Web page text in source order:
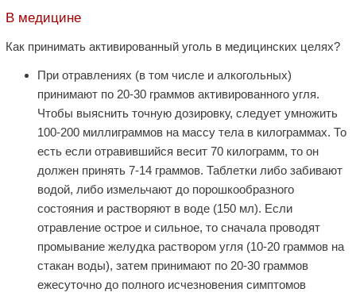
В медицине
Как принимать активированный уголь в медицинских целях?
При отравлениях (в том числе и алкогольных)
принимают по 20-30 граммов активированного угля.
Чтобы выяснить точную дозировку, следует умножить
100-200 миллиграммов на массу тела в килограммах. То
есть если отравившийся весит 70 килограмм, то он
должен принять 7-14 граммов. Таблетки либо забивают
водой, либо измельчают до порошкообразного
состояния и растворяют в воде (150 мл). Если
отравление острое и сильное, то сначала проводят
промывание желудка раствором угля (10-20 граммов на
стакан воды), затем принимают по 20-30 граммов
ежесуточно до полного исчезновения симптомов